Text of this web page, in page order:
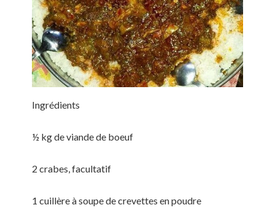
Ingrédients
½ kg de viande de boeuf
2 crabes, facultatif
1 cuillère à soupe de crevettes en poudre